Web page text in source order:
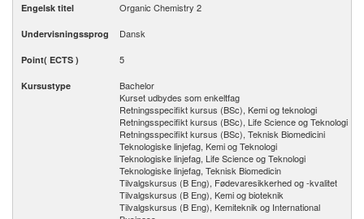
Engelsk titel Organic Chemistry 2
Undervisningssprog Dansk
Point( ECTS ) 5
Kursustype
Bachelor
Kurset udbydes som enkeltfag
Retningsspecifikt kursus (BSc), Kemi og teknologi
Retningsspecifikt kursus (BSc), Life Science og Teknologi
Retningsspecifikt kursus (BSc), Teknisk Biomedicini
Teknologiske linjefag, Kemi og Teknologi
Teknologiske linjefag, Life Science og Teknologi
Teknologiske linjefag, Teknisk Biomedicin
Tilvalgskursus (B Eng), Fødevaresikkerhed og -kvalitet
Tilvalgskursus (B Eng), Kemi og bioteknik
Tilvalgskursus (B Eng), Kemiteknik og International